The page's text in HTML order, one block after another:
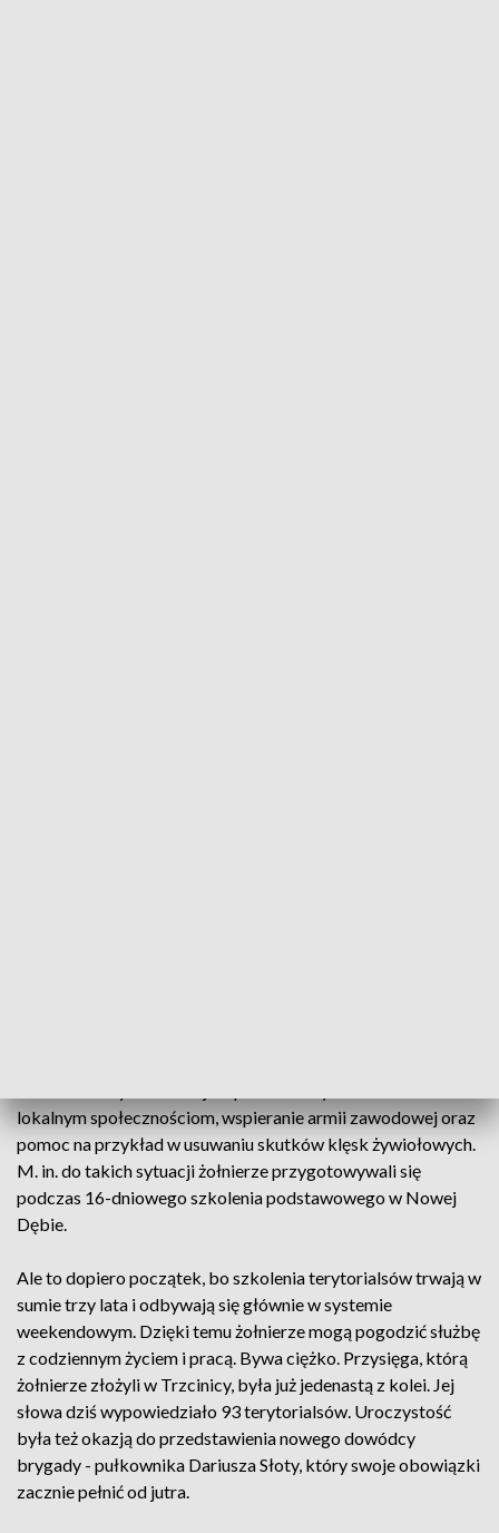
lokalnym społecznościom, wspieranie armii zawodowej oraz
pomoc na przykład w usuwaniu skutków klęsk żywiołowych.
M. in. do takich sytuacji żołnierze przygotowywali się
podczas 16-dniowego szkolenia podstawowego w Nowej
Dębie.
Ale to dopiero początek, bo szkolenia terytorialsów trwają w
sumie trzy lata i odbywają się głównie w systemie
weekendowym. Dzięki temu żołnierze mogą pogodzić służbę
z codziennym życiem i pracą. Bywa ciężko. Przysięga, którą
żołnierze złożyli w Trzcinicy, była już jedenastą z kolei. Jej
słowa dziś wypowiedziało 93 terytorialsów. Uroczystość
była też okazją do przedstawienia nowego dowódcy
brygady - pułkownika Dariusza Słoty, który swoje obowiązki
zacznie pełnić od jutra.